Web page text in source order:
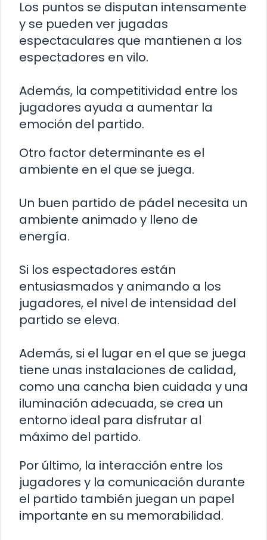
Los puntos se disputan intensamente
y se pueden ver jugadas
espectaculares que mantienen a los
espectadores en vilo.
Además, la competitividad entre los
jugadores ayuda a aumentar la
emoción del partido.
Otro factor determinante es el
ambiente en el que se juega.
Un buen partido de pádel necesita un
ambiente animado y lleno de
energía.
Si los espectadores están
entusiasmados y animando a los
jugadores, el nivel de intensidad del
partido se eleva.
Además, si el lugar en el que se juega
tiene unas instalaciones de calidad,
como una cancha bien cuidada y una
iluminación adecuada, se crea un
entorno ideal para disfrutar al
máximo del partido.
Por último, la interacción entre los
jugadores y la comunicación durante
el partido también juegan un papel
importante en su memorabilidad.